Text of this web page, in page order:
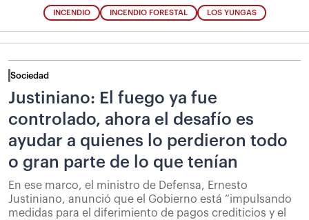
INCENDIO INCENDIO FORESTAL LOS YUNGAS
Sociedad
Justiniano: El fuego ya fue
controlado, ahora el desafío es
ayudar a quienes lo perdieron todo
o gran parte de lo que tenían
En ese marco, el ministro de Defensa, Ernesto
Justiniano, anunció que el Gobierno está “impulsando
medidas para el diferimiento de pagos crediticios y el